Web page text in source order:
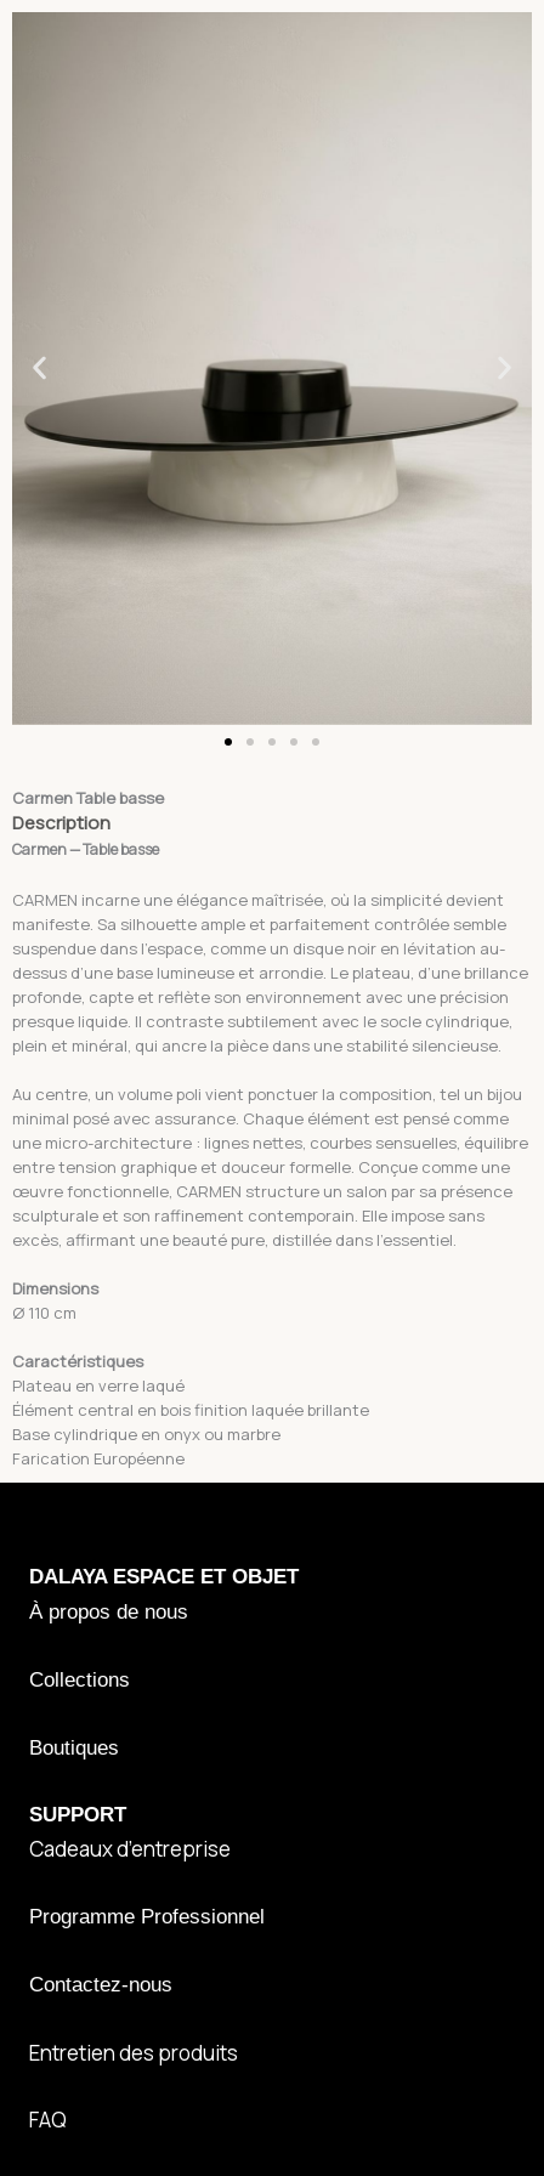
Carmen Table basse
Description
Carmen — Table basse
CARMEN incarne une élégance maîtrisée, où la simplicité devient
manifeste. Sa silhouette ample et parfaitement contrôlée semble
suspendue dans l’espace, comme un disque noir en lévitation au-
dessus d’une base lumineuse et arrondie. Le plateau, d’une brillance
profonde, capte et reflète son environnement avec une précision
presque liquide. Il contraste subtilement avec le socle cylindrique,
plein et minéral, qui ancre la pièce dans une stabilité silencieuse.
Au centre, un volume poli vient ponctuer la composition, tel un bijou
minimal posé avec assurance. Chaque élément est pensé comme
une micro-architecture : lignes nettes, courbes sensuelles, équilibre
entre tension graphique et douceur formelle. Conçue comme une
œuvre fonctionnelle, CARMEN structure un salon par sa présence
sculpturale et son raffinement contemporain. Elle impose sans
excès, affirmant une beauté pure, distillée dans l’essentiel.
Dimensions
Ø 110 cm
Caractéristiques
Plateau en verre laqué
Élément central en bois finition laquée brillante
Base cylindrique en onyx ou marbre
Farication Européenne
DALAYAESPACE ET OBJET
À propos de nous
Collections
Boutiques
SUPPORT
Cadeaux d’entreprise
Programme Professionnel
Contactez-nous
Entretien des produits
FAQ